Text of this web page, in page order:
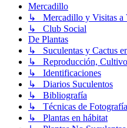
Mercadillo
↳ Mercadillo y Visitas a
↳ Club Social
De Plantas
↳ Suculentas y Cactus
↳ Reproducción, Cultivo
↳ Identificaciones
↳ Diarios Suculentos
↳ Bibliografía
↳ Técnicas de
↳ Plantas en hábitat